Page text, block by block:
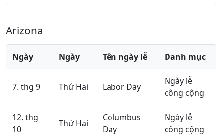
Arizona
Ngày Ngày Tên ngày lễ Danh mục
7. thg 9 Thứ Hai Labor Day
Ngày lễ
công cộng
12. thg
10
Thứ Hai
Columbus
Day
Ngày lễ
công cộng